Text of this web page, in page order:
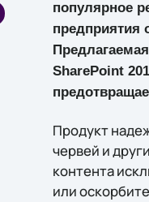
популярное
предприятия
SharePoint
Продукт
червей и
контента
или